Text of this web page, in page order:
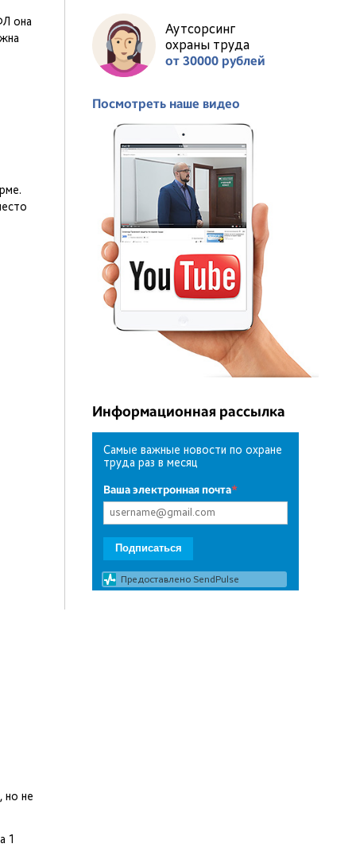
она
но не
1
Аутсорсинг
охраны труда
от 30000 рублей
Посмотреть наше видео
Информационная рассылка
Самые важные новости по охране
труда раз в месяц
Ваша электронная почта*
Подписаться
Предоставлено SendPulse